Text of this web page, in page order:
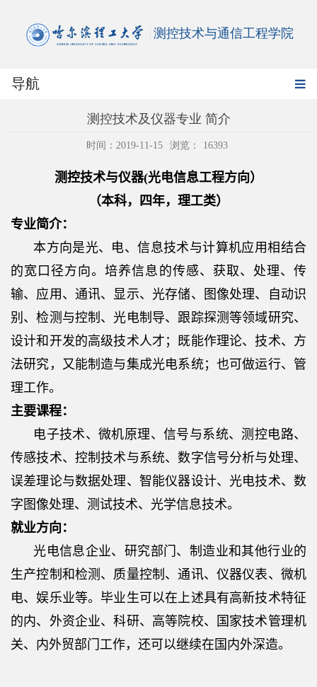
测控技术与通信工程学院
导航
测控技术及仪器专业 简介
时间：2019-11-15 浏览： 16393
测控技术与仪器(光电信息工程方向）
（本科，四年，理工类）
专业简介：
本方向是光、电、信息技术与计算机应用相结合
的宽口径方向。培养信息的传感、获取、处理、传
输、应用、通讯、显示、光存储、图像处理、自动识
别、检测与控制、光电制导、跟踪探测等领域研究、
设计和开发的高级技术人才；既能作理论、技术、方
法研究，又能制造与集成光电系统；也可做运行、管
理工作。
主要课程：
电子技术、微机原理、信号与系统、测控电路、
传感技术、控制技术与系统、数字信号分析与处理、
误差理论与数据处理、智能仪器设计、光电技术、数
字图像处理、测试技术、光学信息技术。
就业方向：
光电信息企业、研究部门、制造业和其他行业的
生产控制和检测、质量控制、通讯、仪器仪表、微机
电、娱乐业等。毕业生可以在上述具有高新技术特征
的内、外资企业、科研、高等院校、国家技术管理机
关、内外贸部门工作，还可以继续在国内外深造。